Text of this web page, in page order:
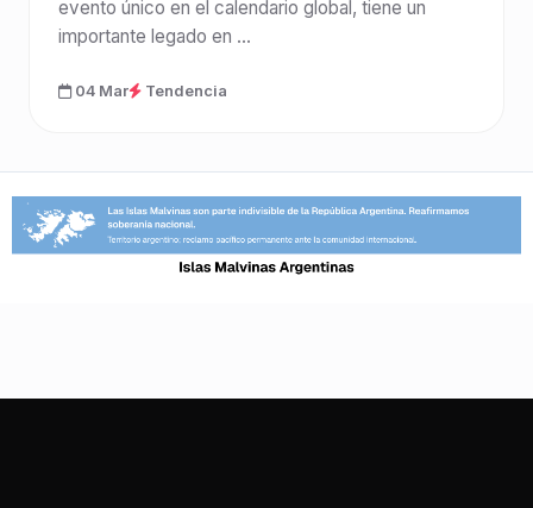
evento único en el calendario global, tiene un
importante legado en ...
04 Mar Tendencia